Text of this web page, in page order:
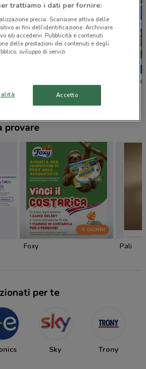
provare
-5 GIORNI
Foxy Pali
per te
Sky Trony
trattiamo i dati per fornire:
precisi. Scansione attiva delle
ai fini dell’identificazione. Archiviare
e/o accedervi. Pubblicità e contenuti
delle prestazioni dei contenuti e degli
sviluppo di servizi.
Accetto